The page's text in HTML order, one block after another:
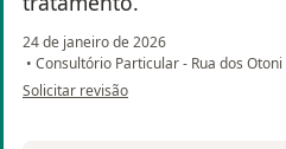
24 de janeiro de 2026
• Consultório Particular - Rua dos Otoni
na opinião do utilizador Janaína Hoehne
Solicitar revisão